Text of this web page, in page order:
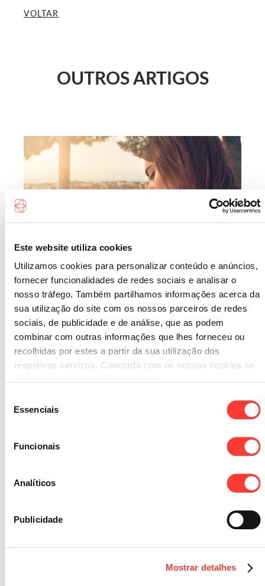
Este website utiliza cookies
Utilizamos cookies para personalizar conteúdo e anúncios,
fornecer funcionalidades de redes sociais e analisar o
nosso tráfego. Também partilhamos informações acerca da
sua utilização do site com os nossos parceiros de redes
sociais, de publicidade e de análise, que as podem
combinar com outras informações que lhes forneceu ou
recolhidas por estes a partir da sua utilização dos
respetivos serviços. Concorda com os nossos cookies se
Essenciais
Funcionais
Analíticos
Publicidade
Mostrar detalhes
VOLTAR
OUTROS ARTIGOS
MUNDO FINTECH :: 17 JUNHO 2020
APPS QUE AJUDAM A
TER AS SUAS CONTAS